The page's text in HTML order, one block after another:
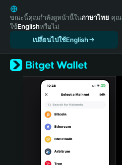
English
日本語
Tiếng Việt
Español (Latinoamérica)
Türkçe
Italiano
Português (Portugal)
Bahasa Indonesia
ขณะนี้คุณกำลังดูหน้านี้ในภาษาไทย คุณ
ใช้Englishหรือไม่
เปลี่ยนไปใช้English